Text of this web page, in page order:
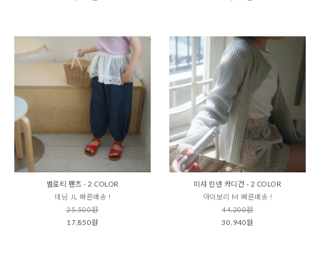
벨로티 팬츠 - 2 COLOR
데님 JL 빠른배송 !
25,500원
17,850원
미샤 린넨 카디건 - 2 COLOR
아이보리 M 빠른배송 !
44,200원
30,940원